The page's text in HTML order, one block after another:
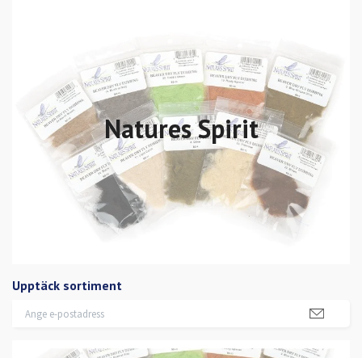
Natures Spirit
Upptäck sortiment